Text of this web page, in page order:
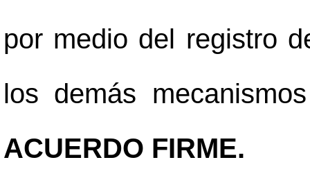
por medio del registro
los demás
ACUERDO FIRME.